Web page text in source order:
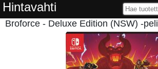
Hintavahti
Broforce - Deluxe Edition (NSW) -peli